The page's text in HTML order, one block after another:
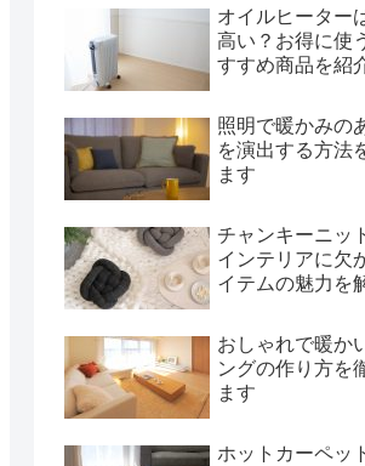
オイルヒーター
高い？お得に使
すすめ商品を紹
照明で暖かみの
を演出する方法
ます
チャンキーニッ
インテリアに欠
イテムの魅力を
おしゃれで暖か
ングの作り方を
ます
ホットカーペッ